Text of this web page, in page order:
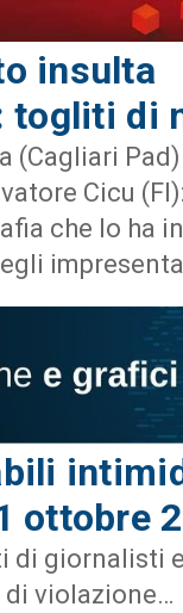
insulta
togliti di
(Cagliari
Cicu
che lo ha
ottobre
di giornalisti
di violazione…